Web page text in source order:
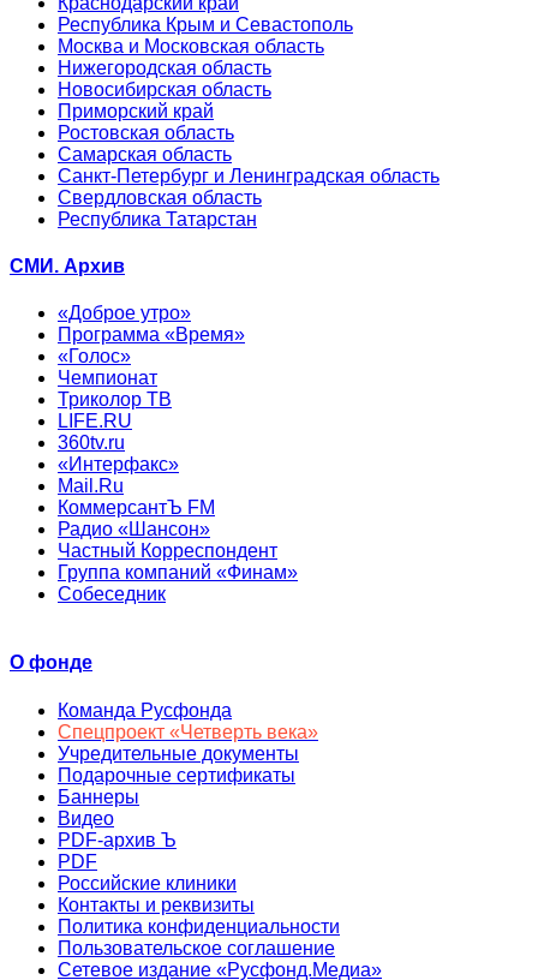
Республика Крым и Севастополь
Москва и Московская область
Нижегородская область
Новосибирская область
Приморский край
Ростовская область
Самарская область
Санкт-Петербург и Ленинградская область
Свердловская область
Республика Татарстан
СМИ. Архив
«Доброе утро»
Программа «Время»
«Голос»
Чемпионат
Триколор ТВ
LIFE.RU
360tv.ru
«Интерфакс»
Mail.Ru
КоммерсантЪ FM
Радио «Шансон»
Частный Корреспондент
Группа компаний «Финам»
Собеседник
О фонде
Команда Русфонда
Спецпроект «Четверть века»
Учредительные документы
Подарочные сертификаты
Баннеры
Видео
PDF-архив Ъ
PDF
Российские клиники
Контакты и реквизиты
Политика конфиденциальности
Пользовательское соглашение
Сетевое издание «Русфонд.Медиа»